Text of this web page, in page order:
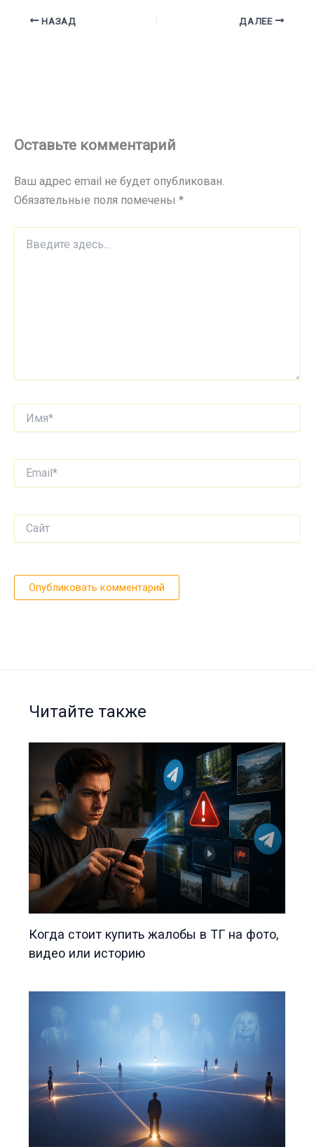
НАЗАД ДАЛЕЕ
Оставьте комментарий
Ваш адрес email не будет опубликован.
Обязательные поля помечены *
здесь...
Читайте также
Когда стоит купить жалобы в ТГ на фото,
видео или историю